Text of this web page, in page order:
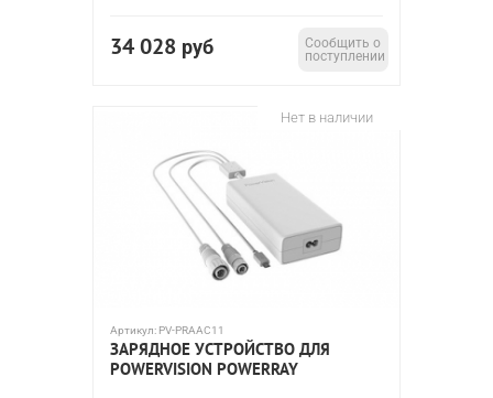
34 028 руб
Сообщить о
поступлении
Нет в наличии
Артикул: PV-PRAAC11
ЗАРЯДНОЕ УСТРОЙСТВО ДЛЯ
POWERVISION POWERRAY